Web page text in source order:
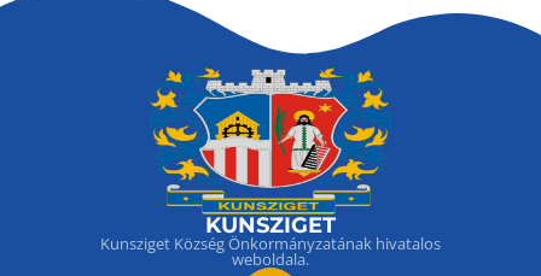
KUNSZIGET
Kunsziget Község Önkormányzatának hivatalos
weboldala.